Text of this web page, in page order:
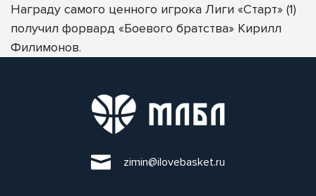
Награду самого ценного игрока Лиги «Старт» (1)
получил форвард «Боевого братства» Кирилл
Филимонов.
zimin@ilovebasket.ru